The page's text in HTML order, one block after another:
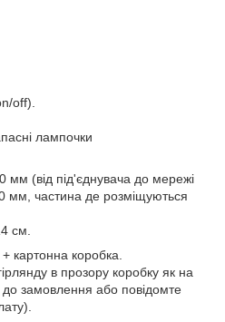
off).
лампочки
(від під'єднувача до мережі
частина де розміщуються
см.
картонна коробка.
в прозору коробку як на
замовлення або повідомте